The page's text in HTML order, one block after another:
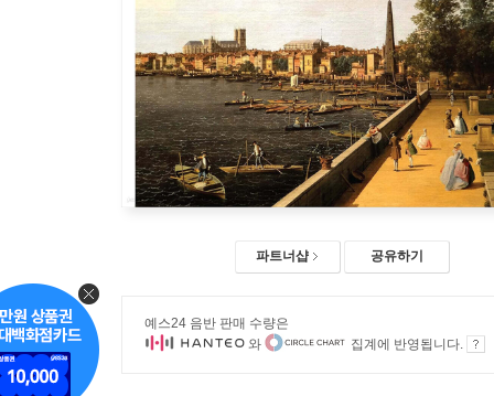
파트너샵 공유하기
예스24 음반 판매 수량은
와
집계에 반영됩니다.